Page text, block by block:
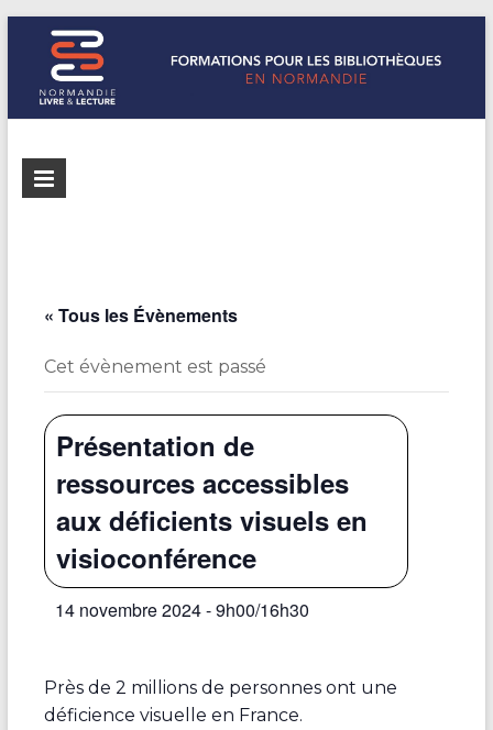
Formations
Normandie
Normandie
Livre &
bibliothèques
« Tous les Évènements
Cet évènement est passé
Présentation de
ressources accessibles
aux déficients visuels en
visioconférence
14 novembre 2024 - 9h00/16h30
Près de 2 millions de personnes ont une
déficience visuelle en France.